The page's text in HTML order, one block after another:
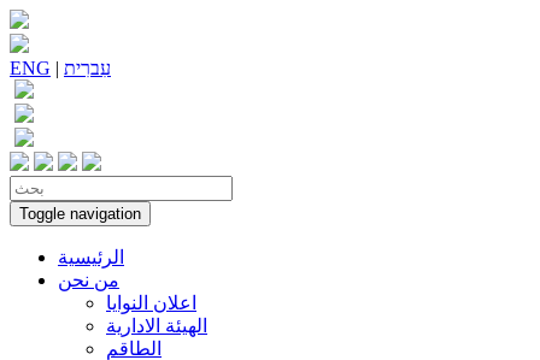
ENG | עִברִית
Toggle navigation
الرئيسية
من نحن
اعلان النوايا
الهيئة الادارية
الطاقم